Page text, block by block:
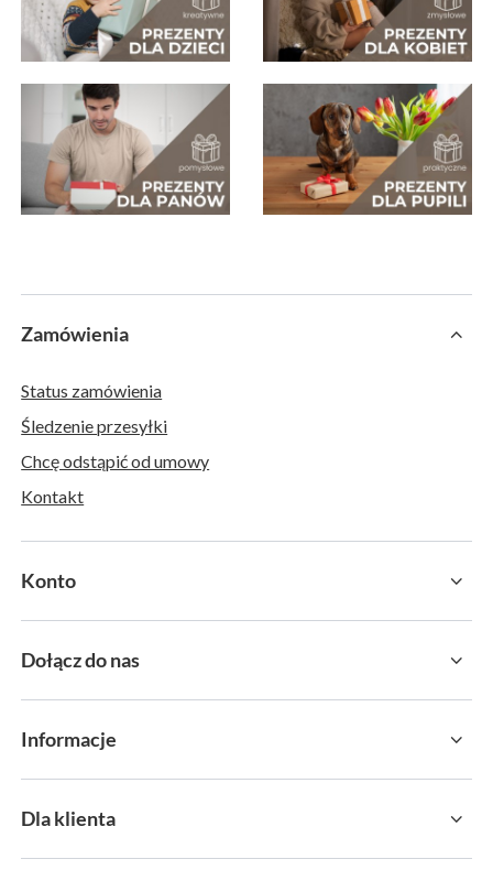
Zamówienia
Status zamówienia
Śledzenie przesyłki
Chcę odstąpić od umowy
Kontakt
Konto
Dołącz do nas
Informacje
Dla klienta